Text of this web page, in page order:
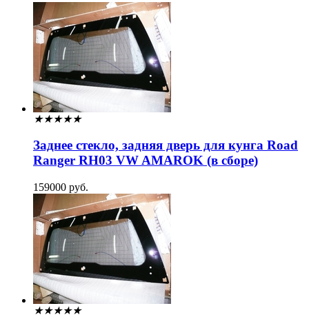
★★★★★
Заднее стекло, задняя дверь для кунга Road
Ranger RH03 VW AMAROK (в сборе)
159000 руб.
★★★★★